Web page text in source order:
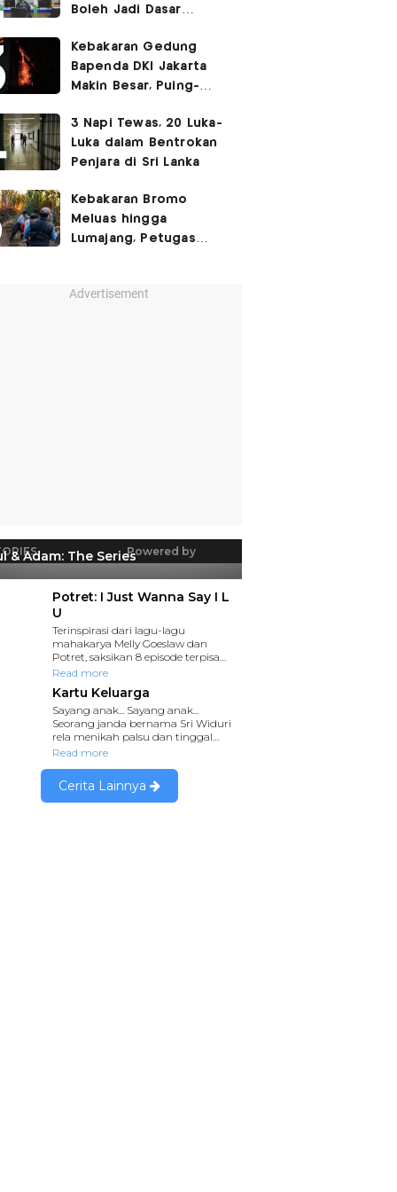
Boleh Jadi Dasar
Layanan Kesehatan
Kebakaran Gedung
Bapenda DKI Jakarta
Makin Besar, Puing-
3 Napi Tewas, 20 Luka-
Luka dalam Bentrokan
Penjara di Sri Lanka
Kebakaran Bromo
Meluas hingga
Lumajang, Petugas
Advertisement